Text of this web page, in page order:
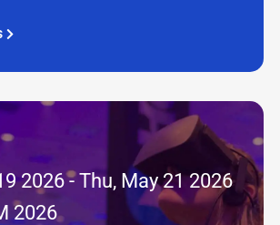
2026 - Thu, May 21 2026
2026